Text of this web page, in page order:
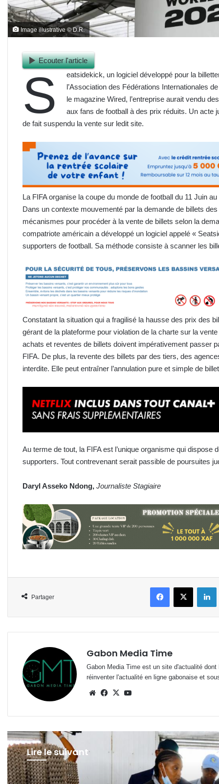
Image illustrative © D.R.
Ecouter l'article
S
eatsidekick, un logiciel développé pour la
l’Association des Fédérations Internationales
le magazine Wired, l’entreprise aurait vendu
aux fans de football à des prix réduits. Un acte
de fait suspendu la vente sur ledit site.
La FIFA organise la coupe du monde de football du 11 Juin
Dans un contexte mouvementé par la demande de billets
mécanismes pour procéder à la vente de billets selon la
compatriote américain a développé un logiciel appelé «
supporters de football. Sa méthode consiste à scanner les
Constatant la situation qui a fragilisé la hausse des prix des
gérant de la plateforme pour violation de la charte sur la
achats et reventes de billets doivent impérativement passer
FIFA. De plus, la revente des billets par des tiers, des
interdite. Elle peut entraîner l’annulation pure et simple de
Au terme de tout, la FIFA est l’unique organisme qui
supporters. Tout contrevenant serait passible de poursuites
Daryl Asseko Ndong, Journaliste Stagiaire
Partager
FacebookX
Gabon Media Time
Gabon Media Time est un site d'actualité
réinventer l'actualité en ligne gabonaise et
WebsiteFacebook
X
Lire le suivant